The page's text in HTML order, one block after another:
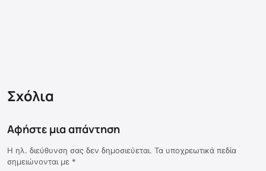
Σχόλια
Αφήστε μια απάντηση
Η ηλ. διεύθυνση σας δεν δημοσιεύεται. Τα υποχρεωτικά πεδία
σημειώνονται με *